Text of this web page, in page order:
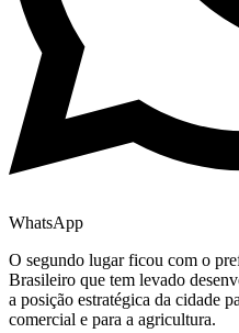
WhatsApp
O segundo lugar ficou com o
Brasileiro que tem levado
a posição estratégica da cidade
comercial e para a agricultura.